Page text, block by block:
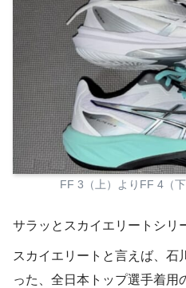
FF 3（上）よりFF 4（
サラッとスカイエリートシリ
スカイエリートと言えば、石
った、全日本トップ選手着用